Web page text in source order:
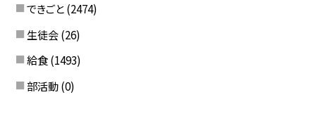
できごと (2474)
生徒会 (26)
給食 (1493)
部活動 (0)